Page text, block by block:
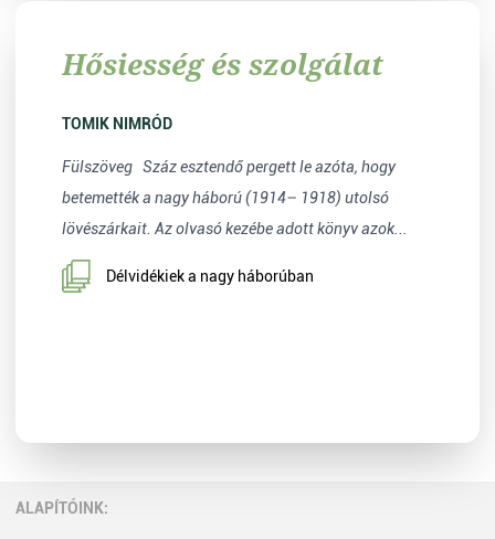
Hősiesség és szolgálat
TOMIK NIMRÓD
Fülszöveg Száz esztendő pergett le azóta, hogy
betemették a nagy háború (1914– 1918) utolsó
lövészárkait. Az olvasó kezébe adott könyv azok...
Délvidékiek a nagy háborúban
ALAPÍTÓINK: